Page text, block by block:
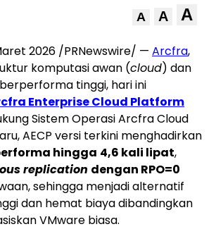
A A A
2026 /PRNewswire/ — Arcfra,
komputasi awan (cloud) dan
tinggi, hari ini
Enterprise Cloud Platform
Sistem Operasi Arcfra Cloud
AECP versi terkini menghadirkan
hingga 4,6 kali lipat,
replication dengan RPO=0
sehingga menjadi alternatif
dan hemat biaya dibandingkan
VMware biasa.